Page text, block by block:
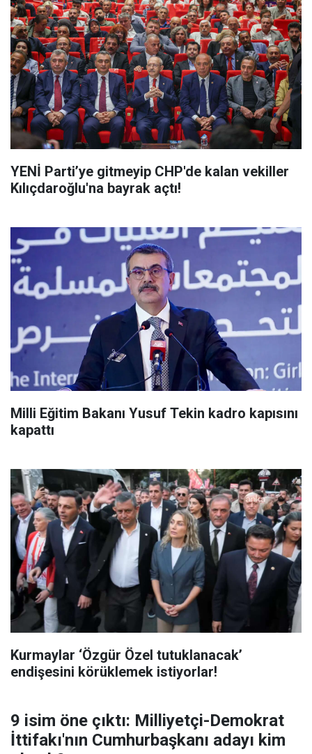
YENİ Parti’ye gitmeyip CHP'de kalan vekiller
Kılıçdaroğlu'na bayrak açtı!
Milli Eğitim Bakanı Yusuf Tekin kadro kapısını
kapattı
Kurmaylar ‘Özgür Özel tutuklanacak’
endişesini körüklemek istiyorlar!
9 isim öne çıktı: Milliyetçi-Demokrat
İttifakı'nın Cumhurbaşkanı adayı kim